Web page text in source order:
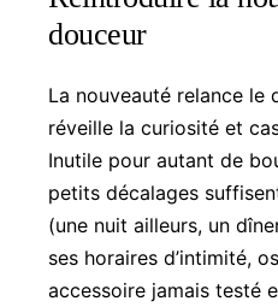
douceur
La nouveauté relance le
réveille la curiosité et
Inutile pour autant de
petits décalages
(une nuit ailleurs, un
ses horaires d’intimité,
accessoire jamais testé